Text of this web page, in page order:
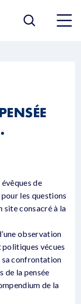
de
les questions
site consacré à la
observation
politiques vécues
sa confrontation
de la pensée
de la